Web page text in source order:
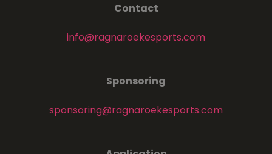
Contact
info@ragnaroekesports.com
Sponsoring
sponsoring@ragnaroekesports.com